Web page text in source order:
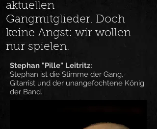
aktuellen
Gangmitglieder. Doch
keine Angst: wir wollen
nur spielen.
Stephan "Pille" Leitritz:
Stephan ist die Stimme der Gang,
Gitarrist und der unangefochtene König
der Band.